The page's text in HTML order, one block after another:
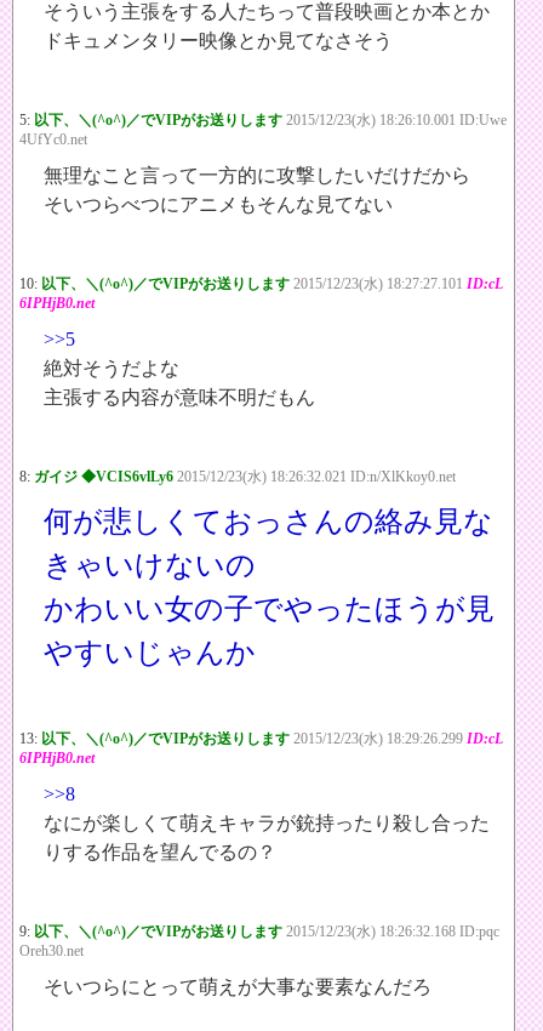
そういう主張をする人たちって普段映画とか本とか
ドキュメンタリー映像とか見てなさそう
5: 以下、＼(^o^)／でVIPがお送りします 2015/12/23(水) 18:26:10.001 ID:Uwe
4UfYc0.net
無理なこと言って一方的に攻撃したいだけだから
そいつらべつにアニメもそんな見てない
10: 以下、＼(^o^)／でVIPがお送りします 2015/12/23(水) 18:27:27.101 ID:cL
6IPHjB0.net
>>5
絶対そうだよな
主張する内容が意味不明だもん
8: ガイジ ◆VCIS6vlLy6 2015/12/23(水) 18:26:32.021 ID:n/XlKkoy0.net
何が悲しくておっさんの絡み見な
きゃいけないの
かわいい女の子でやったほうが見
やすいじゃんか
13: 以下、＼(^o^)／でVIPがお送りします 2015/12/23(水) 18:29:26.299 ID:cL
6IPHjB0.net
>>8
なにが楽しくて萌えキャラが銃持ったり殺し合った
りする作品を望んでるの？
9: 以下、＼(^o^)／でVIPがお送りします 2015/12/23(水) 18:26:32.168 ID:pqc
Oreh30.net
そいつらにとって萌えが大事な要素なんだろ